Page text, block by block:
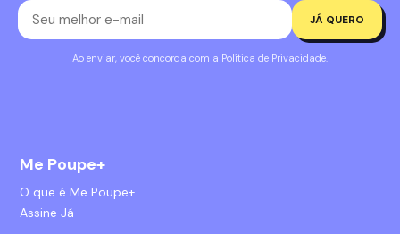
JÁ QUERO
Ao enviar, você concorda com a Política de Privacidade.
Me Poupe+
O que é Me Poupe+
Assine Já